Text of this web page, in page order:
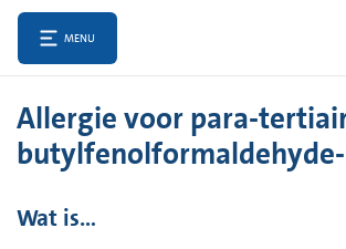
MENU
Allergie voor para-
Wat is…